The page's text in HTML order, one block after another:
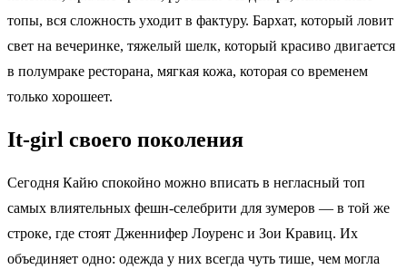
топы, вся сложность уходит в фактуру. Бархат, который ловит
свет на вечеринке, тяжелый шелк, который красиво двигается
в полумраке ресторана, мягкая кожа, которая со временем
только хорошеет.
It-girl своего поколения
Сегодня Кайю спокойно можно вписать в негласный топ
самых влиятельных фешн-селебрити для зумеров — в той же
строке, где стоят Дженнифер Лоуренс и Зои Кравиц. Их
объединяет одно: одежда у них всегда чуть тише, чем могла